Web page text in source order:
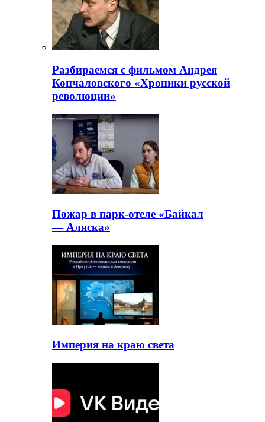
Разбираемся с фильмом Андрея
Кончаловского «Хроники русской
революции»
Пожар в парк-отеле «Байкал
— Аляска»
Империя на краю света